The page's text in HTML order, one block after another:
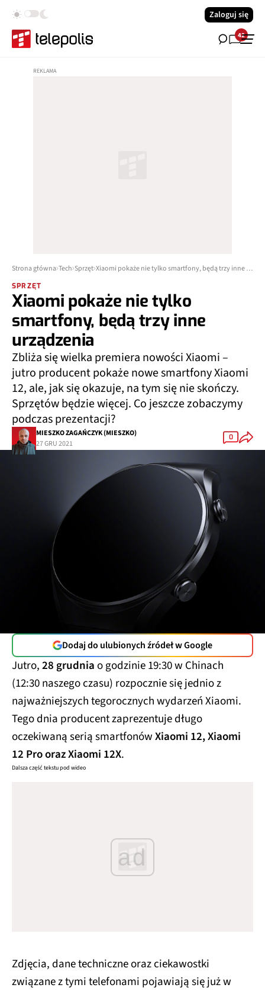
Zaloguj się
42
Strona główna Tech Sprzęt Xiaomi pokaże nie tylko smartfony, będą trzy inne urządzenia
SPRZĘT
Xiaomi pokaże nie tylko
smartfony, będą trzy inne
urządzenia
Zbliża się wielka premiera nowości Xiaomi –
jutro producent pokaże nowe smartfony Xiaomi
12, ale, jak się okazuje, na tym się nie skończy.
Sprzętów będzie więcej. Co jeszcze zobaczymy
podczas prezentacji?
MIESZKO ZAGAŃCZYK (MIESZKO)
27 GRU 2021
0
Dodaj do ulubionych źródeł w Google
Jutro,28 grudniao godzinie 19:30 w Chinach
(12:30 naszego czasu) rozpocznie się jednio z
najważniejszych tegorocznych wydarzeń Xiaomi.
Tego dnia producent zaprezentuje długo
oczekiwaną serią smartfonówXiaomi 12, Xiaomi
12 Pro oraz Xiaomi 12X.
Dalsza część tekstu pod wideo
ad
Zdjęcia, dane techniczne oraz ciekawostki
związane z tymi telefonami pojawiają się już w